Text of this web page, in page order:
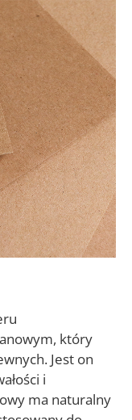
który
Jest on
i
ma naturalny